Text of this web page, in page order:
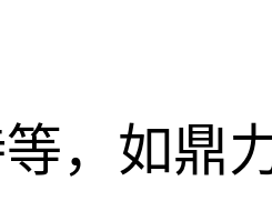
，如鼎